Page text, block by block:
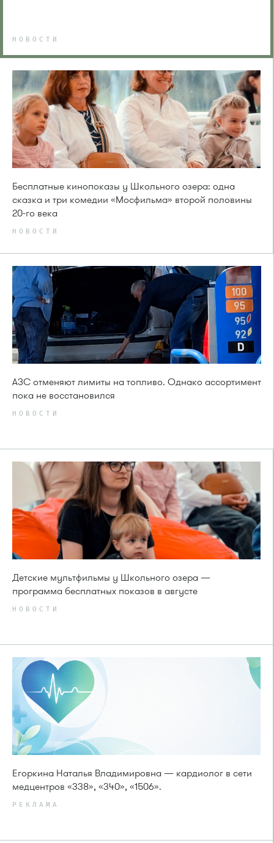
НОВОСТИ
Бесплатные кинопоказы у Школьного озера: одна
сказка и три комедии «Мосфильма» второй половины
20-го века
НОВОСТИ
АЗС отменяют лимиты на топливо. Однако ассортимент
пока не восстановился
НОВОСТИ
Детские мультфильмы у Школьного озера —
программа бесплатных показов в августе
НОВОСТИ
Егоркина Наталья Владимировна — кардиолог в сети
медцентров «338», «340», «1506».
РЕКЛАМА